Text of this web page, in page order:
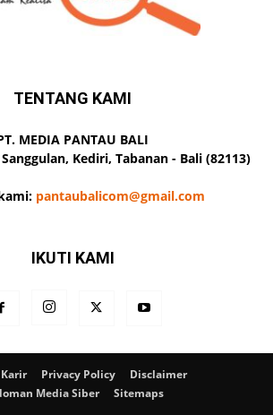
TENTANG KAMI
MEDIA PANTAU BALI
Kediri, Tabanan - Bali (82113)
pantaubalicom@gmail.com
IKUTI KAMI
Karir Privacy Policy
Disclaimer
Media Siber
Sitemaps